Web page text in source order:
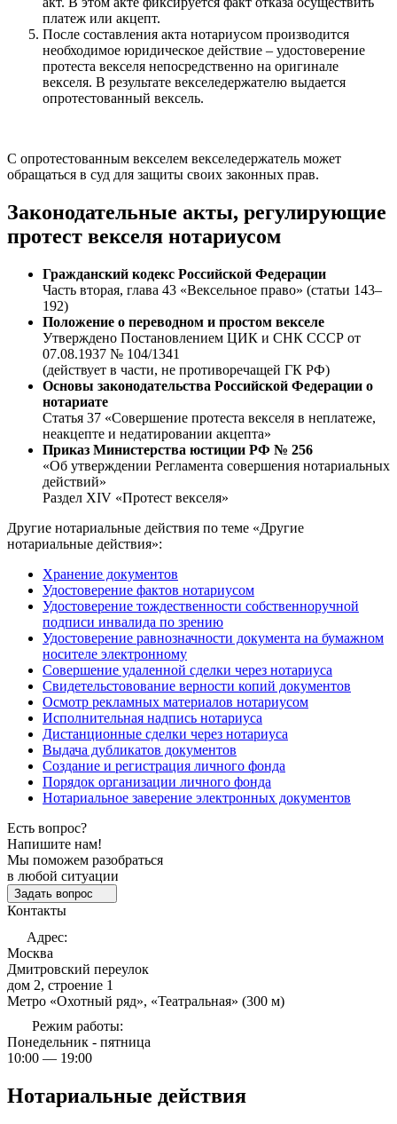
платеж или акцепт.
После составления акта нотариусом производится
необходимое юридическое действие – удостоверение
протеста векселя непосредственно на оригинале
векселя. В результате векселедержателю выдается
опротестованный вексель.
С опротестованным векселем векселедержатель может
обращаться в суд для защиты своих законных прав.
Законодательные акты, регулирующие
протест векселя нотариусом
Гражданский кодекс Российской Федерации
Часть вторая, глава 43 «Вексельное право» (статьи 143–
192)
Положение о переводном и простом векселе
Утверждено Постановлением ЦИК и СНК СССР от
07.08.1937 № 104/1341
(действует в части, не противоречащей ГК РФ)
Основы законодательства Российской Федерации о
нотариате
Статья 37 «Совершение протеста векселя в неплатеже,
неакцепте и недатировании акцепта»
Приказ Министерства юстиции РФ № 256
«Об утверждении Регламента совершения нотариальных
действий»
Раздел XIV «Протест векселя»
Другие нотариальные действия по теме «Другие
нотариальные действия»:
Хранение документов
Удостоверение фактов нотариусом
Удостоверение тождественности собственноручной
подписи инвалида по зрению
Удостоверение равнозначности документа на бумажном
носителе электронному
Совершение удаленной сделки через нотариуса
Свидетельстовование верности копий документов
Осмотр рекламных материалов нотариусом
Исполнительная надпись нотариуса
Дистанционные сделки через нотариуса
Выдача дубликатов документов
Создание и регистрация личного фонда
Порядок организации личного фонда
Нотариальное заверение электронных документов
Есть вопрос?
Напишите нам!
Мы поможем разобраться
в любой ситуации
Задать вопрос
Контакты
Адрес:
Москва
Дмитровский переулок
дом 2, строение 1
Метро «Охотный ряд», «Театральная» (300 м)
Режим работы:
Понедельник - пятница
10:00 — 19:00
Нотариальные действия